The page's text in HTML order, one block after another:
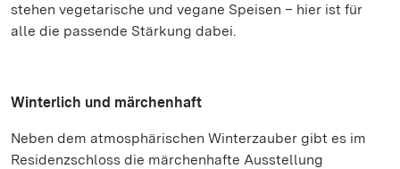
stehen vegetarische und vegane Speisen – hier ist für
alle die passende Stärkung dabei.
Winterlich und märchenhaft
Neben dem atmosphärischen Winterzauber gibt es im
Residenzschloss die märchenhafte Ausstellung